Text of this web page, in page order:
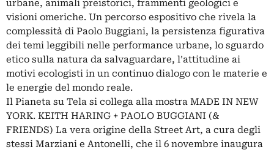
urbane, animali preistorici, frammenti geologici e
visioni omeriche. Un percorso espositivo che rivela la
complessità di Paolo Buggiani, la persistenza figurativa
dei temi leggibili nelle performance urbane, lo sguardo
etico sulla natura da salvaguardare, l’attitudine ai
motivi ecologisti in un continuo dialogo con le materie e
le energie del mondo reale.
Il Pianeta su Tela si collega alla mostra MADE IN NEW
YORK. KEITH HARING + PAOLO BUGGIANI (&
FRIENDS) La vera origine della Street Art, a cura degli
stessi Marziani e Antonelli, che il 6 novembre inaugura